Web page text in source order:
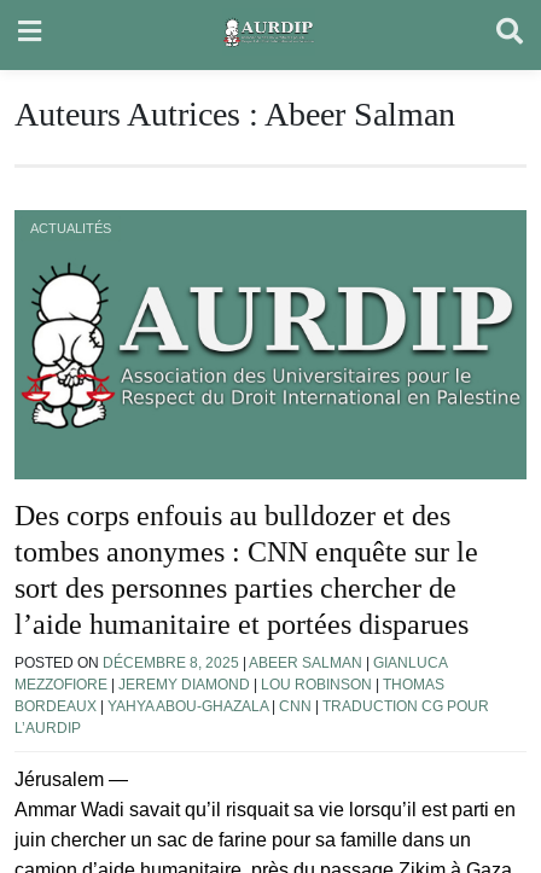
content
Auteurs Autrices : Abeer Salman
ACTUALITÉS
Des corps enfouis au bulldozer et des
tombes anonymes : CNN enquête sur le
sort des personnes parties chercher de
l’aide humanitaire et portées disparues
POSTED ON DÉCEMBRE 8, 2025 | ABEER SALMAN | GIANLUCA
MEZZOFIORE | JEREMY DIAMOND | LOU ROBINSON | THOMAS
BORDEAUX | YAHYA ABOU-GHAZALA| CNN | TRADUCTION CG POUR
L’AURDIP
Jérusalem —
Ammar Wadi savait qu’il risquait sa vie lorsqu’il est parti en
juin chercher un sac de farine pour sa famille dans un